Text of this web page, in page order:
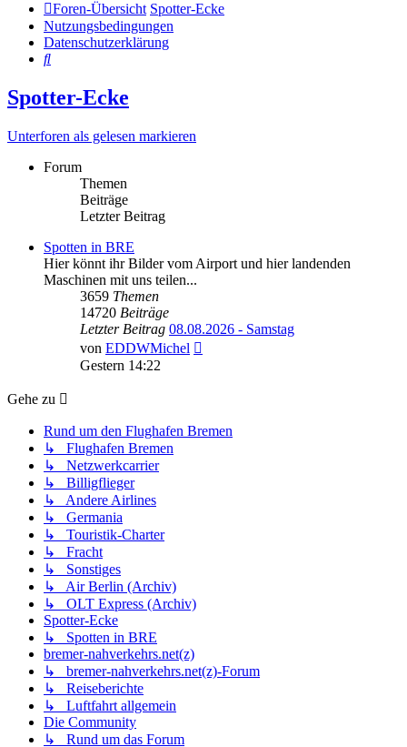
Foren-Übersicht Spotter-Ecke
Nutzungsbedingungen
Datenschutzerklärung
Suche
Spotter-Ecke
Unterforen als gelesen markieren
Forum
Themen
Beiträge
Letzter Beitrag
Spotten in BRE
Hier könnt ihr Bilder vom Airport und hier landenden
Maschinen mit uns teilen...
3659 Themen
14720 Beiträge
Letzter Beitrag 08.08.2026 - Samstag
von EDDWMichel
Gestern 14:22
Gehe zu
Rund um den Flughafen Bremen
↳ Flughafen Bremen
↳ Netzwerkcarrier
↳ Billigflieger
↳ Andere Airlines
↳ Germania
↳ Touristik-Charter
↳ Fracht
↳ Sonstiges
↳ Air Berlin (Archiv)
↳ OLT Express (Archiv)
Spotter-Ecke
↳ Spotten in BRE
bremer-nahverkehrs.net(z)
↳ bremer-nahverkehrs.net(z)-Forum
↳ Reiseberichte
↳ Luftfahrt allgemein
Die Community
↳ Rund um das Forum